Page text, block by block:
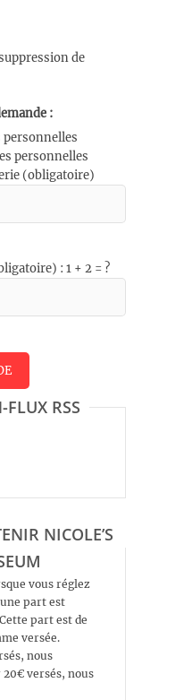
de
:
personnelles
personnelles
(obligatoire)
: 1 + 2 = ?
RSS
NICOLE’S
vous réglez
part est
part est de
versée.
nous
versés, nous